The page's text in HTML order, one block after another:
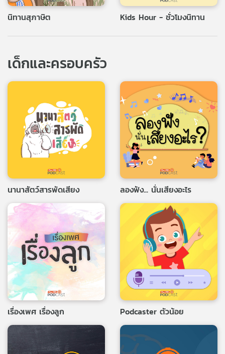
แผนที่
วิทยุ
นิทานสุภาษิต Kids Hour - ชั่วโมงนิทาน
เด็กและครอบครัว
นานาสัตว์สารพัดเสียง ลองฟัง... นั่นเสียงอะไร
เรื่องเพศ เรื่องลูก Podcaster ตัวน้อย